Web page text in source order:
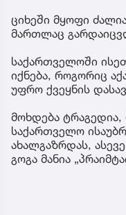
ციხეში მყოფი
მართლაც
საქართველოში
იქნება, როგორიც
უფრო ქვეყნის
მოხდება
საქართველო
ახალგაზრდას,
გოგა მანია